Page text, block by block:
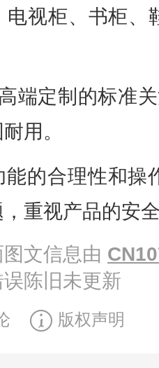
电视柜、书柜、
端定制的标准
用。
能的合理性和操
重视产品的安
文信息由
陈旧未更新
版权声明